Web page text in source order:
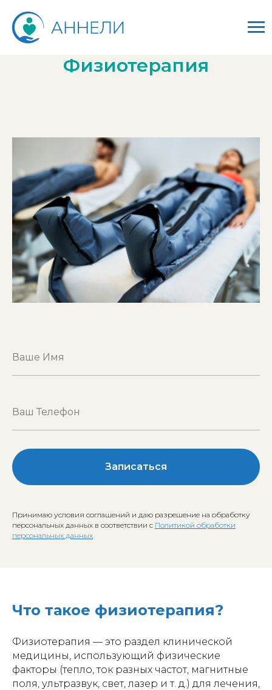
Физиотерапия
Записаться
Принимаю условия соглашений и даю разрешение на обработку
персональных данных в соответствии с Политикой обработки
персональных данных
Что такое физиотерапия?
Физиотерапия — это раздел клинической
медицины, использующий физические
факторы (тепло, ток разных частот, магнитные
поля, ультразвук, свет, лазер и т. д.) для лечения,